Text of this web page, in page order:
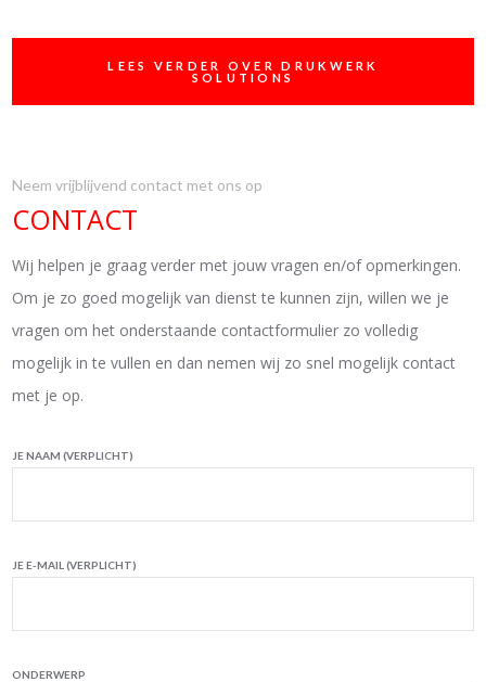
LEES VERDER OVER DRUKWERK
SOLUTIONS
Neem vrijblijvend contact met ons op
CONTACT
Wij helpen je graag verder met jouw vragen en/of opmerkingen.
Om je zo goed mogelijk van dienst te kunnen zijn, willen we je
vragen om het onderstaande contactformulier zo volledig
mogelijk in te vullen en dan nemen wij zo snel mogelijk contact
met je op.
JE NAAM (VERPLICHT)
JE E-MAIL (VERPLICHT)
ONDERWERP